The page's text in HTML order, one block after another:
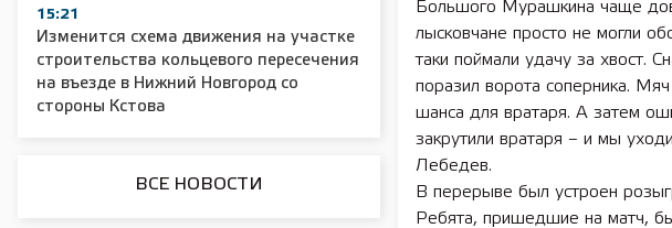
15:21
Изменится схема движения на участке
строительства кольцевого пересечения
на въезде в Нижний Новгород со
стороны Кстова
ВСЕ НОВОСТИ
Большого Мурашкина чаще
лысковчане просто не могли
таки поймали удачу за хвост.
поразил ворота соперника.
шанса для вратаря. А затем
закрутили вратаря – и мы
Лебедев.
В перерыве был устроен
Ребята, пришедшие на матч,